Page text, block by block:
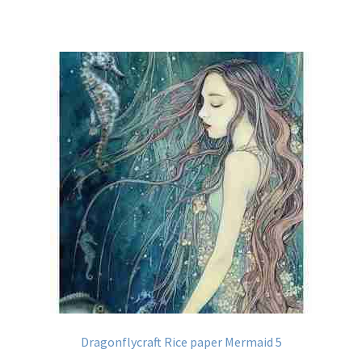
Deze
optie
kan
gekozen
worden
op
de
productpagina
Dragonflycraft Rice paper Mermaid 5